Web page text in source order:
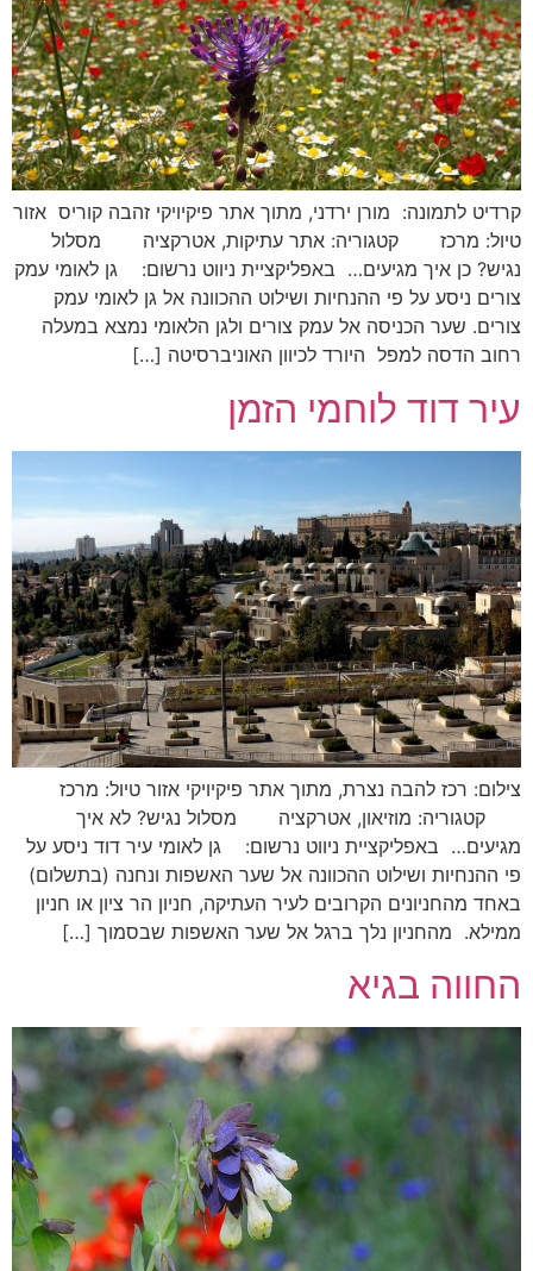
קרדיט לתמונה: מורן ירדני, מתוך אתר פיקיויקי זהבה קוריס אזור
טיול: מרכז קטגוריה: אתר עתיקות, אטרקציה מסלול
נגיש? כן איך מגיעים… באפליקציית ניווט נרשום: גן לאומי עמק
צורים ניסע על פי ההנחיות ושילוט ההכוונה אל גן לאומי עמק
צורים. שער הכניסה אל עמק צורים ולגן הלאומי נמצא במעלה
רחוב הדסה למפל היורד לכיוון האוניברסיטה […]
עיר דוד לוחמי הזמן
צילום: רכז להבה נצרת, מתוך אתר פיקיויקי אזור טיול: מרכז
קטגוריה: מוזיאון, אטרקציה מסלול נגיש? לא איך
מגיעים… באפליקציית ניווט נרשום: גן לאומי עיר דוד ניסע על
פי ההנחיות ושילוט ההכוונה אל שער האשפות ונחנה (בתשלום)
באחד מהחניונים הקרובים לעיר העתיקה, חניון הר ציון או חניון
ממילא. מהחניון נלך ברגל אל שער האשפות שבסמוך […]
החווה בגיא